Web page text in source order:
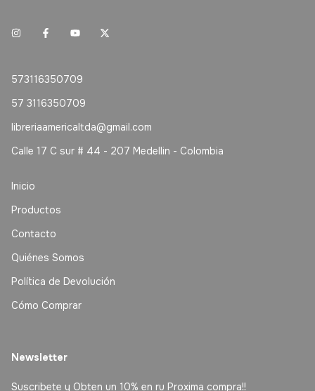
573116350709
57 3116350709
libreriaamericaltda@gmail.com
Calle 17 C sur # 44 - 207 Medellin - Colombia
Inicio
Productos
Contacto
Quiénes Somos
Política de Devolución
Cómo Comprar
Newsletter
Suscribete y Obten un 10% en ru Proxima compra!!